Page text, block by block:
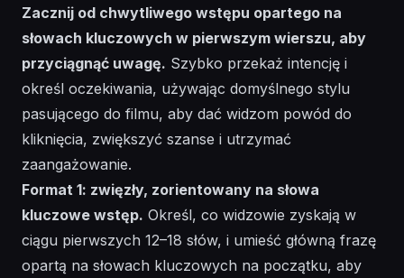
Zacznij od chwytliwego wstępu opartego na
słowach kluczowych w pierwszym wierszu, aby
przyciągnąć uwagę. Szybko przekaż intencję i
określ oczekiwania, używając domyślnego stylu
pasującego do filmu, aby dać widzom powód do
kliknięcia, zwiększyć szanse i utrzymać
zaangażowanie.
Format 1: zwięzły, zorientowany na słowa
kluczowe wstęp. Określ, co widzowie zyskają w
ciągu pierwszych 12–18 słów, i umieść główną frazę
opartą na słowach kluczowych na początku, aby